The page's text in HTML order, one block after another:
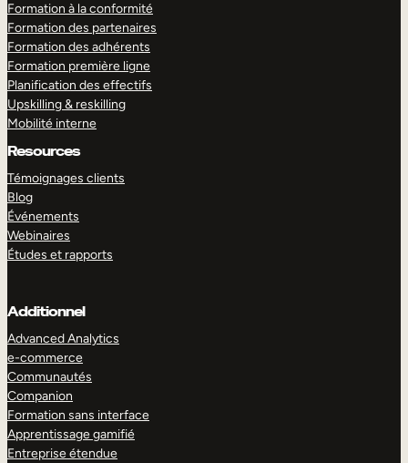
Formation à la conformité
Formation des partenaires
Formation des adhérents
Formation première ligne
Planification des effectifs
Upskilling & reskilling
Mobilité interne
Resources
Témoignages clients
Blog
Événements
Webinaires
Études et rapports
Additionnel
Advanced Analytics
e-commerce
Communautés
Companion
Formation sans interface
Apprentissage gamifié
Entreprise étendue